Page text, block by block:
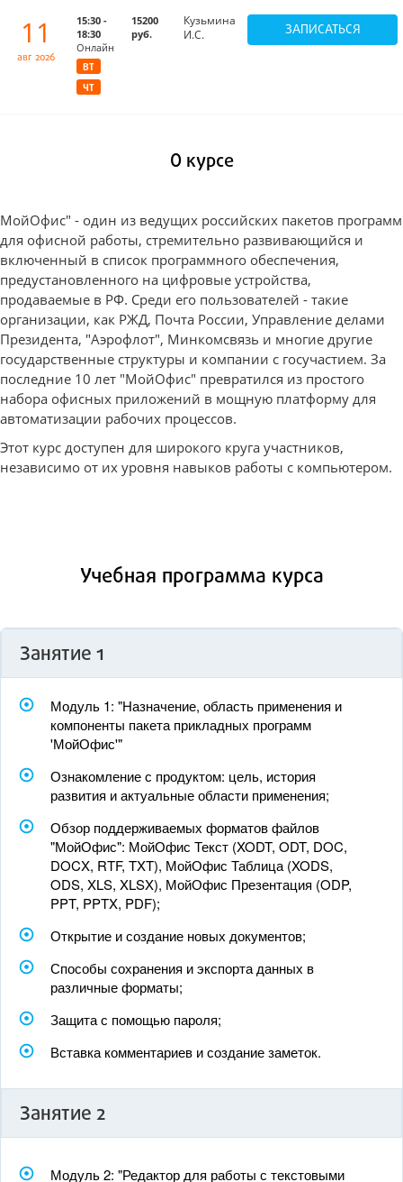
11
авг 2026
15:30 -
18:30
Онлайн
ВТ
ЧТ
15200
руб.
Кузьмина
И.С.
ЗАПИСАТЬСЯ
О курсе
МойОфис" - один из ведущих российских пакетов программ
для офисной работы, стремительно развивающийся и
включенный в список программного обеспечения,
предустановленного на цифровые устройства,
продаваемые в РФ. Среди его пользователей - такие
организации, как РЖД, Почта России, Управление делами
Президента, "Аэрофлот", Минкомсвязь и многие другие
государственные структуры и компании с госучастием. За
последние 10 лет "МойОфис" превратился из простого
набора офисных приложений в мощную платформу для
автоматизации рабочих процессов.
Этот курс доступен для широкого круга участников,
независимо от их уровня навыков работы с компьютером.
Учебная программа курса
Занятие 1
Модуль 1: "Назначение, область применения и
компоненты пакета прикладных программ
'МойОфис'"
Ознакомление с продуктом: цель, история
развития и актуальные области применения;
Обзор поддерживаемых форматов файлов
"МойОфис": МойОфис Текст (XODT, ODT, DOC,
DOCX, RTF, TXT), МойОфис Таблица (XODS,
ODS, XLS, XLSX), МойОфис Презентация (ODP,
PPT, PPTX, PDF);
Открытие и создание новых документов;
Способы сохранения и экспорта данных в
различные форматы;
Защита с помощью пароля;
Вставка комментариев и создание заметок.
Занятие 2
Модуль 2: "Редактор для работы с текстовыми